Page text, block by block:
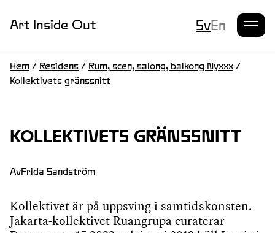
Art Inside Out Nuvarande
SvEn
Hem / Residens / Rum, scen, salong, balkong Nyxxx /
Kollektivets gränssnitt
KOLLEKTIVETS GRÄNSSNITT
AvFrida Sandström
Kollektivet är på uppsving i samtidskonsten.
Jakarta-kollektivet Ruangrupa curaterar